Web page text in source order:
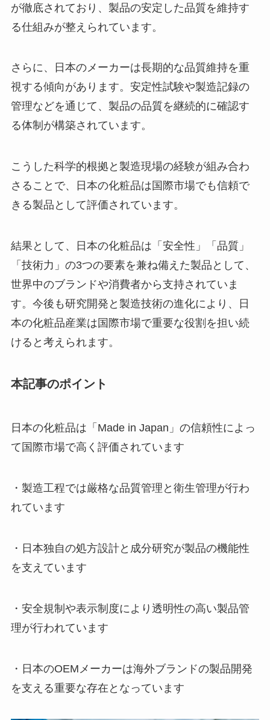
が徹底されており、製品の安定した品質を維持す
る仕組みが整えられています。
さらに、日本のメーカーは長期的な品質維持を重
視する傾向があります。安定性試験や製造記録の
管理などを通じて、製品の品質を継続的に確認す
る体制が構築されています。
こうした科学的根拠と製造現場の経験が組み合わ
さることで、日本の化粧品は国際市場でも信頼で
きる製品として評価されています。
結果として、日本の化粧品は「安全性」「品質」
「技術力」の3つの要素を兼ね備えた製品として、
世界中のブランドや消費者から支持されていま
す。今後も研究開発と製造技術の進化により、日
本の化粧品産業は国際市場で重要な役割を担い続
けると考えられます。
本記事のポイント
日本の化粧品は「Made in Japan」の信頼性によっ
て国際市場で高く評価されています
・製造工程では厳格な品質管理と衛生管理が行わ
れています
・日本独自の処方設計と成分研究が製品の機能性
を支えています
・安全規制や表示制度により透明性の高い製品管
理が行われています
・日本のOEMメーカーは海外ブランドの製品開発
を支える重要な存在となっています